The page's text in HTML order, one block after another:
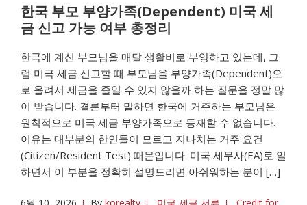
한국 부모 부양가족(Dependent) 미국 세
금 신고 가능 여부 총정리
한국에 계신 부모님을 매달 생활비로 부양하고 있는데, 그
럼 미국 세금 신고할 때 부모님을 부양가족(Dependent)으
로 올려서 세금을 줄일 수 있지 않을까 하는 질문을 정말 많
이 받습니다. 결론부터 말하면 한국에 거주하는 부모님은
원칙적으로 미국 세금 부양가족으로 등재할 수 없습니다.
이유는 대부분의 한인들이 모르고 지나치는 거주 요건
(Citizen/Resident Test) 때문입니다. 미국 세무사(EA)로 일
하면서 이 부분을 정확히 설명드리면 아쉬워하는 분이 […]